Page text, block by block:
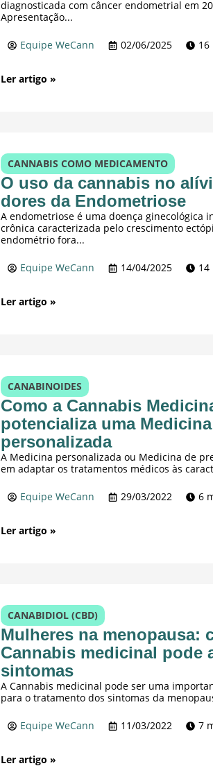
diagnosticada com câncer endometrial em
Apresentação...
Equipe WeCann 02/06/2025
Ler artigo »
CANNABIS COMO MEDICAMENTO
O uso da cannabis no
dores da Endometriose
A endometriose é uma doença ginecológica
crônica caracterizada pelo crescimento
endométrio fora...
Equipe WeCann 14/04/2025
Ler artigo »
CANABINOIDES
Como a Cannabis
potencializa uma Medicina
personalizada
A Medicina personalizada ou Medicina de
em adaptar os tratamentos médicos às
Equipe WeCann 29/03/2022 6
Ler artigo »
CANABIDIOL (CBD)
Mulheres na menopausa:
Cannabis medicinal pode
sintomas
A Cannabis medicinal pode ser uma
para o tratamento dos sintomas da
Equipe WeCann 11/03/2022 7
Ler artigo »